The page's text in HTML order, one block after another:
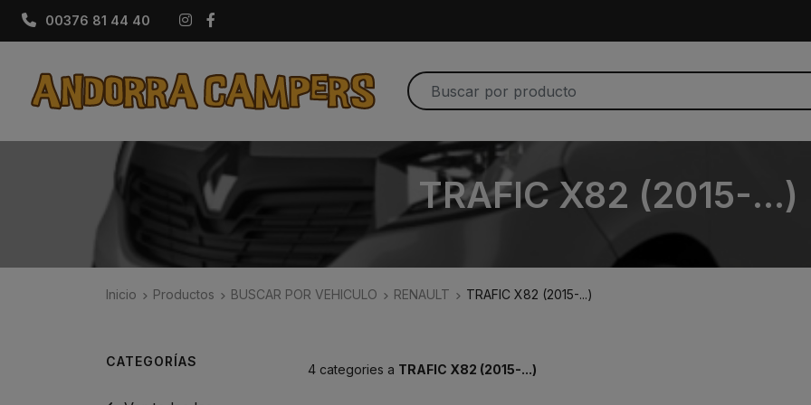
00376 81 44 40 Instagram
TRAFIC X82 (2015-...)
Inicio Productos BUSCAR POR VEHICULO RENAULT TRAFIC X82 (2015-...)
4 categories a TRAFIC X82 (2015-...)
CATEGORÍAS